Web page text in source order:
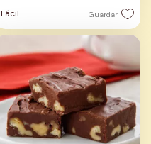
Fácil
Guardar